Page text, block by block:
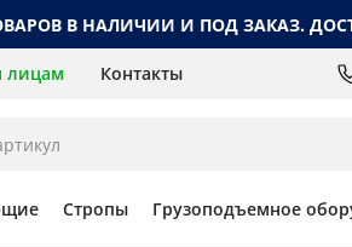
В НАЛИЧИИ И ПОД ЗАКАЗ.
лицам Контакты
Стропы Грузоподъемное